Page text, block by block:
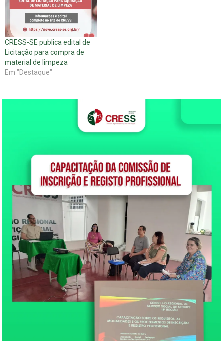
CRESS-SE publica edital de
Licitação para compra de
material de limpeza
Em "Destaque"